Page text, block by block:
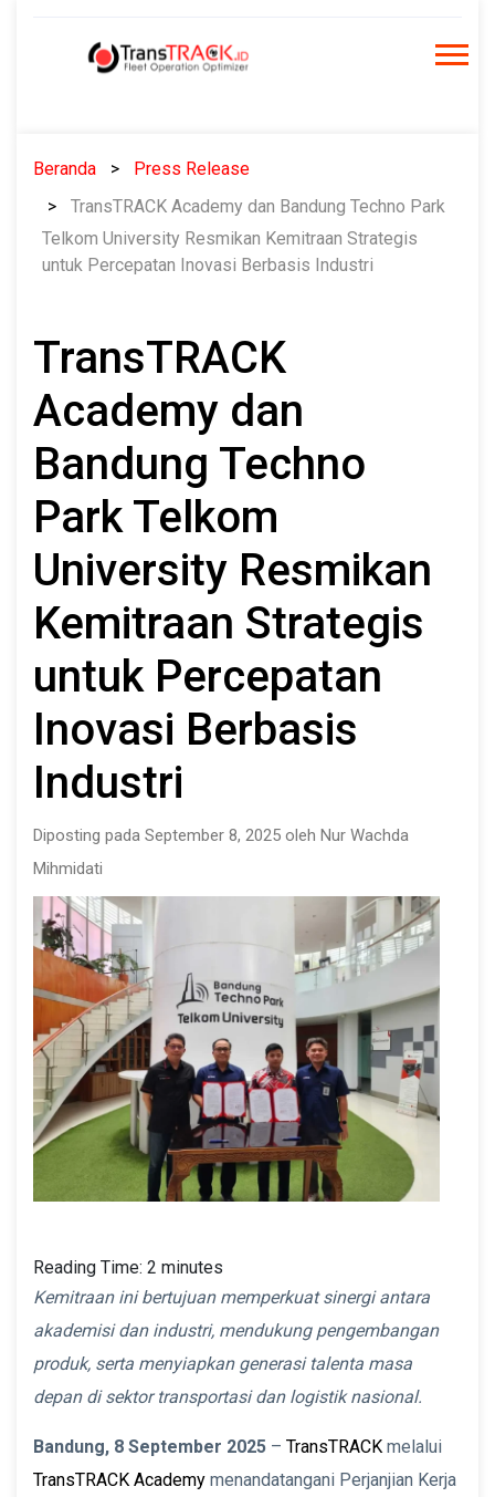
Beranda
Press Release
TransTRACK Academy dan Bandung Techno Park
Telkom University Resmikan Kemitraan Strategis
untuk Percepatan Inovasi Berbasis Industri
TransTRACK
Academy dan
Bandung Techno
Park Telkom
University Resmikan
Kemitraan Strategis
untuk Percepatan
Inovasi Berbasis
Industri
Diposting pada September 8, 2025 oleh Nur Wachda
Mihmidati
Reading Time: 2 minutes
Kemitraan ini bertujuan memperkuat sinergi antara
akademisi dan industri, mendukung pengembangan
produk, serta menyiapkan generasi talenta masa
depan di sektor transportasi dan logistik nasional.
Bandung, 8 September 2025 – TransTRACK melalui
TransTRACK Academy menandatangani Perjanjian Kerja